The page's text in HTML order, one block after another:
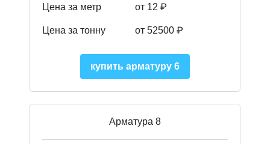
Цена за метр от 12 ₽
Цена за тонну от 52500 ₽
купить арматуру 6
Арматура 8